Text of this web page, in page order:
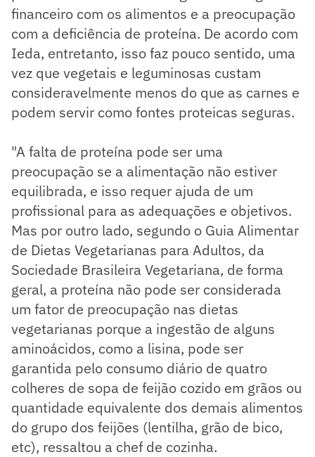
financeiro com os alimentos e a preocupação
com a deficiência de proteína. De acordo com
Ieda, entretanto, isso faz pouco sentido, uma
vez que vegetais e leguminosas custam
consideravelmente menos do que as carnes e
podem servir como fontes proteicas seguras.
"A falta de proteína pode ser uma
preocupação se a alimentação não estiver
equilibrada, e isso requer ajuda de um
profissional para as adequações e objetivos.
Mas por outro lado, segundo o Guia Alimentar
de Dietas Vegetarianas para Adultos, da
Sociedade Brasileira Vegetariana, de forma
geral, a proteína não pode ser considerada
um fator de preocupação nas dietas
vegetarianas porque a ingestão de alguns
aminoácidos, como a lisina, pode ser
garantida pelo consumo diário de quatro
colheres de sopa de feijão cozido em grãos ou
quantidade equivalente dos demais alimentos
do grupo dos feijões (lentilha, grão de bico,
etc), ressaltou a chef de cozinha.